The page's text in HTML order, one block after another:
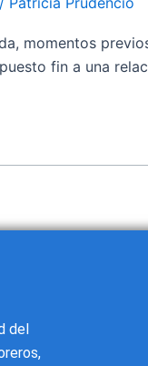
momentos
fin a una
del